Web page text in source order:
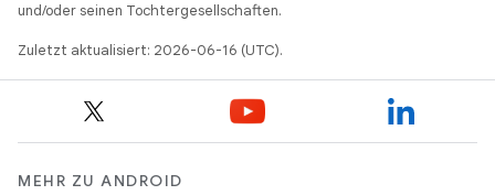
und/oder seinen Tochtergesellschaften.
Zuletzt aktualisiert: 2026-06-16 (UTC).
MEHR ZU ANDROID